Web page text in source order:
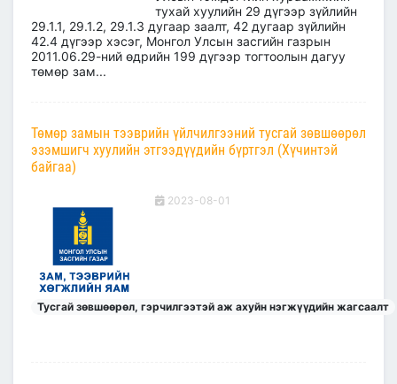
тухай хуулийн 29 дүгээр зүйлийн
29.1.1, 29.1.2, 29.1.3 дугаар заалт, 42 дугаар зүйлийн
42.4 дүгээр хэсэг, Монгол Улсын засгийн газрын
2011.06.29-ний өдрийн 199 дүгээр тогтоолын дагуу
төмөр зам...
Төмөр замын тээврийн үйлчилгээний тусгай зөвшөөрөл
эзэмшигч хуулийн этгээдүүдийн бүртгэл (Хүчинтэй
байгаа)
2023-08-01
Тусгай зөвшөөрөл, гэрчилгээтэй аж ахуйн нэгжүүдийн жагсаалт